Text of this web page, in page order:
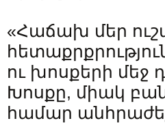
«Հաճախ մեր
ու խոսքերի մեջ
Խոսքը, միակ
համար